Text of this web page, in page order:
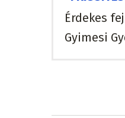
Érdekes
Gyimesi